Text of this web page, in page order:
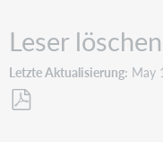
Leser
Letzte Aktualisierung May